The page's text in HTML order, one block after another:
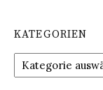
KATEGORIEN
Kategorien